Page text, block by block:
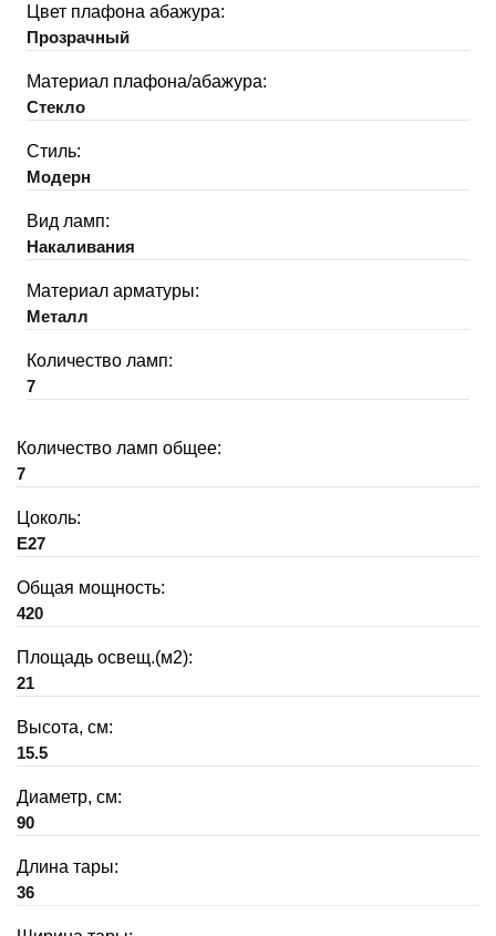
Цвет плафона абажура:
Прозрачный
Материал плафона/абажура:
Стекло
Стиль:
Модерн
Вид ламп:
Накаливания
Материал арматуры:
Металл
Количество ламп:
7
Количество ламп общее:
7
Цоколь:
E27
Общая мощность:
420
Площадь освещ.(м2):
21
Высота, см:
15.5
Диаметр, см:
90
Длина тары:
36